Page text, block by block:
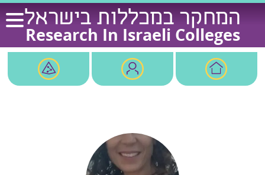
Skip
content
המחקר במכללות בישראל
Research In Israeli Colleges